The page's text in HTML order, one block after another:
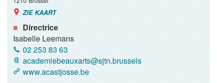
ZIE KAART
Directrice
Isabelle Leemans
02 253 83 63
academiebeauxarts@sjtn.brussels
www.acastjosse.be